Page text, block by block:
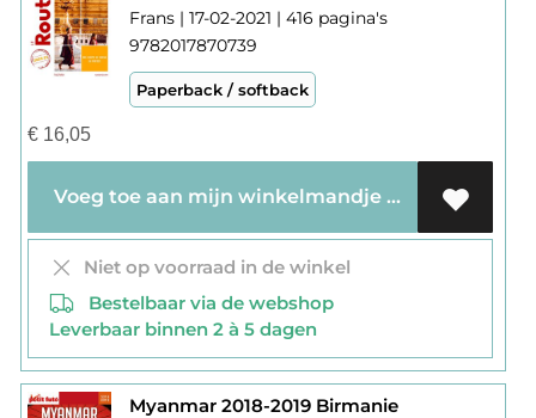
Frans | 17-02-2021 | 416 pagina's
9782017870739
Paperback / softback
€16,05
Voeg toe aan mijn winkelmandje
Niet op voorraad in de winkel
Bestelbaar via de webshop
Leverbaar binnen 2 à 5 dagen
Myanmar 2018-2019 Birmanie